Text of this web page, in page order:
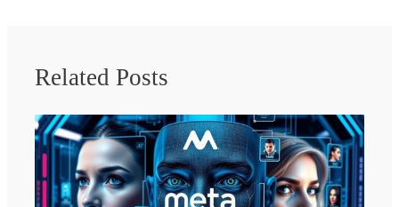
Related Posts